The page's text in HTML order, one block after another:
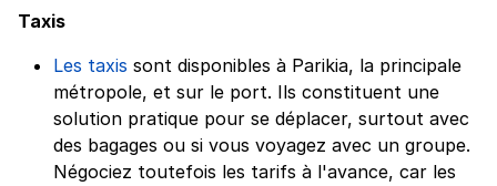
Taxis
Les taxis sont disponibles à Parikia, la principale
métropole, et sur le port. Ils constituent une
solution pratique pour se déplacer, surtout avec
des bagages ou si vous voyagez avec un groupe.
Négociez toutefois les tarifs à l'avance, car les